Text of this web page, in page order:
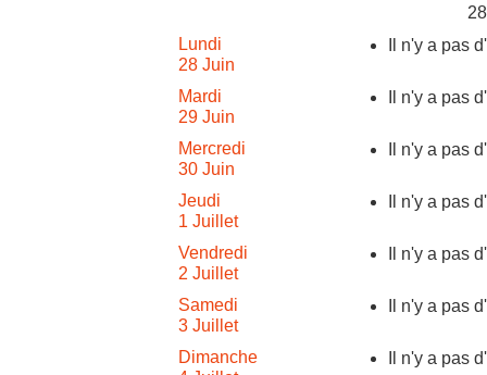
Lundi
28 Juin
Il n'y a pas
Mardi
29 Juin
Il n'y a pas
Mercredi
30 Juin
Il n'y a pas
Jeudi
1 Juillet
Il n'y a pas
Vendredi
2 Juillet
Il n'y a pas
Samedi
3 Juillet
Il n'y a pas
Dimanche
Il n'y a pas